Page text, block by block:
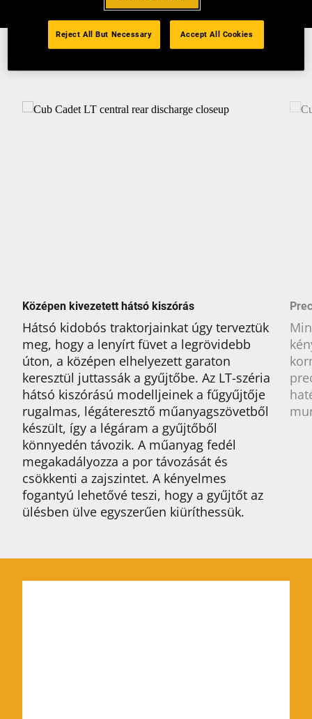
Jellemzők és előnyök
Középen kivezetett hátsó kiszórás
Hátsó kidobós traktorjainkat úgy terveztük
meg, hogy a lenyírt füvet a legrövidebb
úton, a középen elhelyezett garaton
keresztül juttassák a gyűjtőbe. Az LT-széria
hátsó kiszórású modelljeinek a fűgyűjtője
rugalmas, légáteresztő műanyagszövetből
készült, így a légáram a gyűjtőből
könnyedén távozik. A műanyag fedél
megakadályozza a por távozását és
csökkenti a zajszintet. A kényelmes
fogantyú lehetővé teszi, hogy a gyűjtőt az
ülésben ülve egyszerűen kiüríthessük.
Reject All But Necessary Accept All Cookies